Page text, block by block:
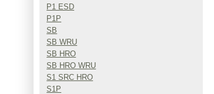
P1 ESD
P1P
SB
SB WRU
SB HRO
SB HRO WRU
S1 SRC HRO
S1P